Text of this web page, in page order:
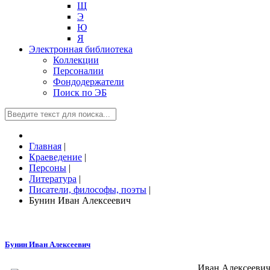
Щ
Э
Ю
Я
Электронная библиотека
Коллекции
Персоналии
Фондодержатели
Поиск по ЭБ
Главная |
Краеведение |
Персоны |
Литература |
Писатели, философы, поэты |
Бунин Иван Алексеевич
Бунин Иван Алексеевич